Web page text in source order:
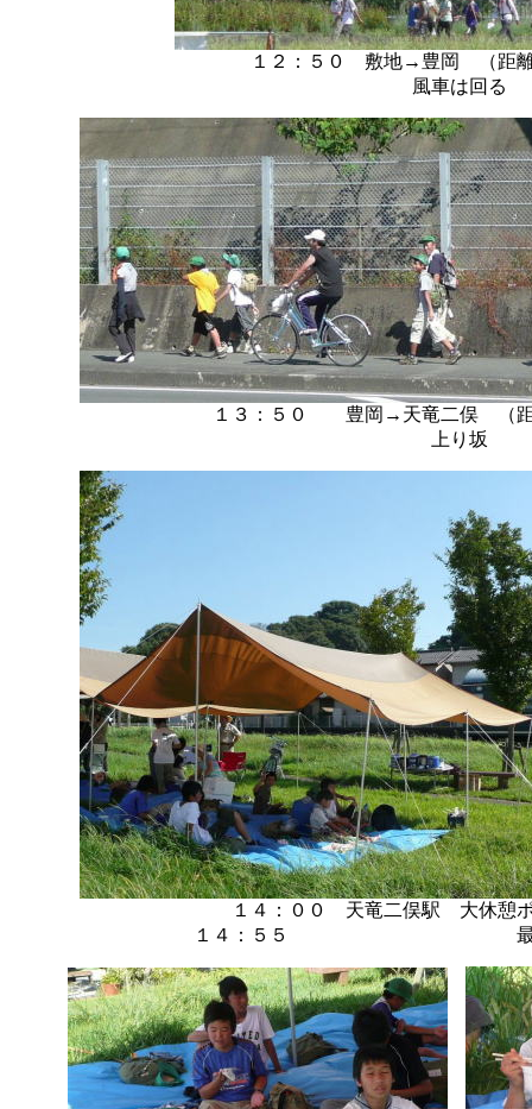
１２：５０ 敷地→豊岡 （距離
風車は回る
１３：５０ 豊岡→天竜二俣 （
上り坂
１４：００ 天竜二俣駅 大休憩
１４：５５ 最終班（